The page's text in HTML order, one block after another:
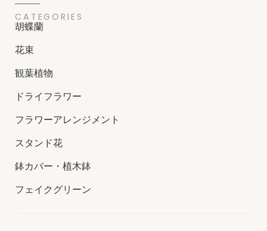
CATEGORIES
胡蝶蘭
花束
観葉植物
ドライフラワー
フラワーアレンジメント
スタンド花
鉢カバー・植木鉢
フェイクグリーン